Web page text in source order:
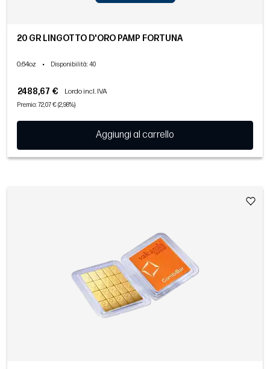
20 GR LINGOTTO D'ORO PAMP FORTUNA
0.64oz • Disponibilità: 40
2488,67 € Lordo incl. IVA
Premio: 72,07 € (2,98%)
Aggiungi al carrello